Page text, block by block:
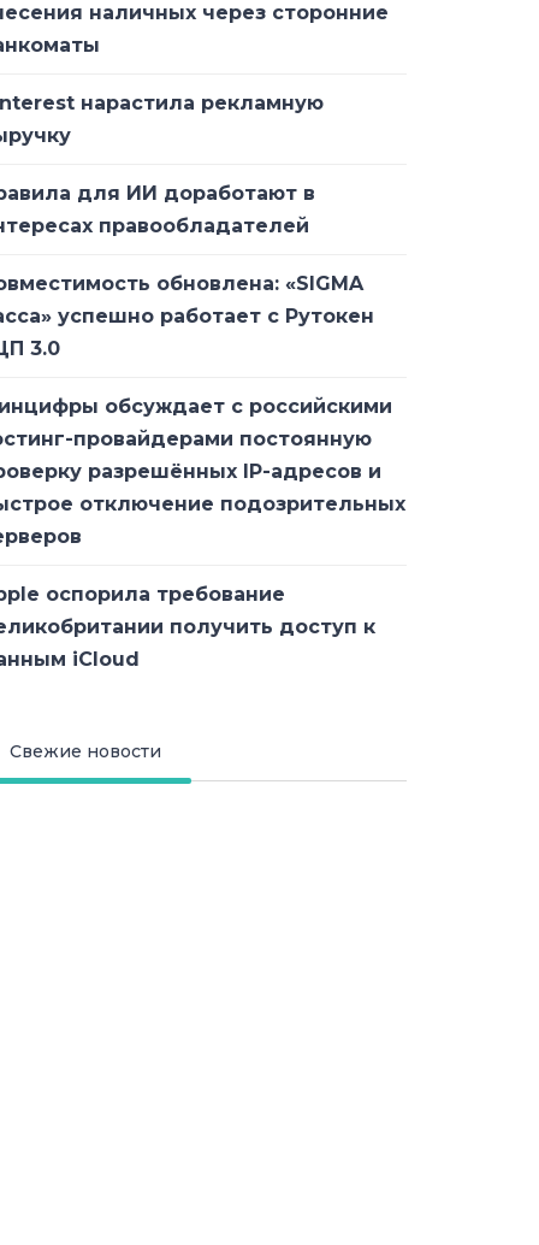
наличных через сторонние
нарастила рекламную
для ИИ доработают в
правообладателей
обновлена: «SIGMA
успешно работает с Рутокен
3.0
обсуждает с российскими
провайдерами постоянную
разрешённых IP-адресов и
отключение подозрительных
оспорила требование
получить доступ к
iCloud
Свежие новости